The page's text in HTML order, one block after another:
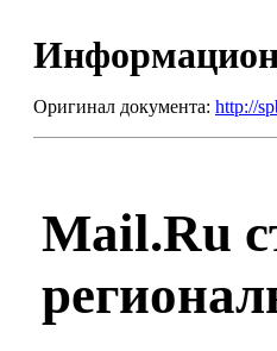
Оригинал документа: http://
Mail.Ru